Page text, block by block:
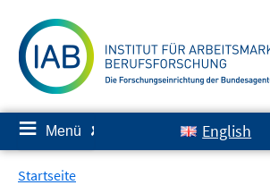
zum
Inhalt
≡ Menü ✘ English
Startseite